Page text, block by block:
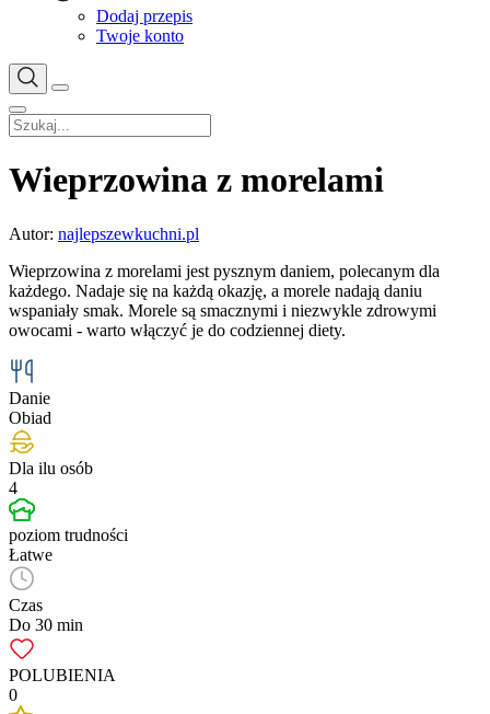
Dodaj przepis
Twoje konto
Wieprzowina z morelami
Autor: najlepszewkuchni.pl
Wieprzowina z morelami jest pysznym daniem, polecanym dla
każdego. Nadaje się na każdą okazję, a morele nadają daniu
wspaniały smak. Morele są smacznymi i niezwykle zdrowymi
owocami - warto włączyć je do codziennej diety.
Danie
Obiad
Dla ilu osób
4
poziom trudności
Łatwe
Czas
Do 30 min
POLUBIENIA
0